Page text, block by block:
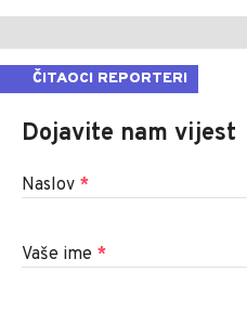
ČITAOCI REPORTERI
Dojavite nam vijest
Naslov *
Vaše ime *